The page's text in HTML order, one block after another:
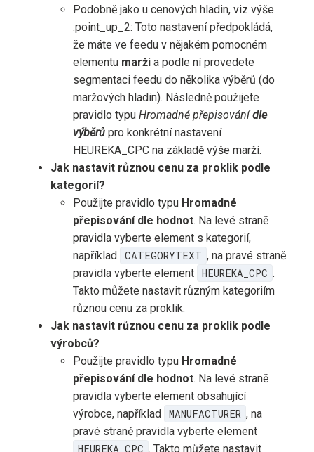
Podobně jako u cenových hladin, viz výše.
:point_up_2: Toto nastavení předpokládá,
že máte ve feedu v nějakém pomocném
elementu marži a podle ní provedete
segmentaci feedu do několika výběrů (do
maržových hladin). Následně použijete
pravidlo typu Hromadné přepisovánídle
výběrů pro konkrétní nastavení
HEUREKA_CPC na základě výše marží.
Jak nastavit různou cenu za proklik podle
kategorií?
Použijte pravidlo typu Hromadné
přepisování dle hodnot. Na levé straně
pravidla vyberte element s kategorií,
například
CATEGORYTEXT , na pravé straně
pravidla vyberte element HEUREKA_CPC .
Takto můžete nastavit různým kategoriím
různou cenu za proklik.
Jak nastavit různou cenu za proklik podle
výrobců?
Použijte pravidlo typu Hromadné
přepisování dle hodnot. Na levé straně
pravidla vyberte element obsahující
výrobce, například
MANUFACTURER , na
pravé straně pravidla vyberte element
HEUREKA_CPC . Takto můžete nastavit